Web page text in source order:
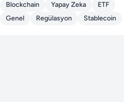
Blockchain
Yapay Zeka
ETF
Genel
Regülasyon Stablecoin